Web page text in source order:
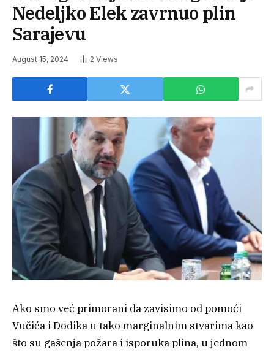
Nedeljko Elek zavrnuo plin
Sarajevu
August 15, 2024 2 Views
Ako smo već primorani da zavisimo od pomoći
Vučića i Dodika u tako marginalnim stvarima kao
što su gašenja požara i isporuka plina, u jednom